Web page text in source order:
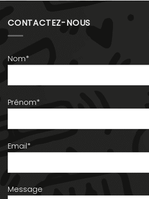
CONTACTEZ-NOUS
Nom*
Prénom*
Email*
Message